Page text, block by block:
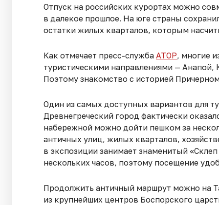
Отпуск на российских курортах можно
в далекое прошлое. На юге страны
остатки жилых кварталов, которым
Как отмечает пресс-службаАТОР, многие
туристическими направлениями —
Поэтому знакомство с историей
Один из самых доступных вариантов для
Древнегреческий город фактически
набережной можно дойти пешком за
античных улиц, жилых кварталов,
в экспозиции занимает знаменитый
нескольких часов, поэтому посещение
Продолжить античный маршрут можно на
из крупнейших центров Боспорского